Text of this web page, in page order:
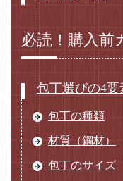
必読！購入前
包丁選びの4要
包丁の種類
材質（鋼材）
包丁のサイズ